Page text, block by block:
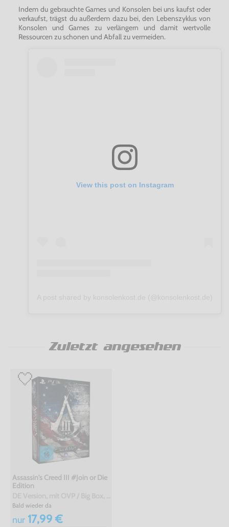
Indem du gebrauchte Games und Konsolen bei uns kaufst oder
verkaufst, trägst du außerdem dazu bei, den Lebenszyklus von
Konsolen und Games zu verlängern und damit wertvolle
Ressourcen zu schonen und Abfall zu vermeiden.
View this post on Instagram
Zuletzt angesehen
Assassin's Creed III #Join or Die
Edition
Bald wieder da
nur17,99 €